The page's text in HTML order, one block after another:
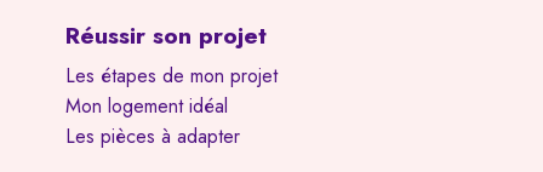
Réussir son projet
Les étapes de mon projet
Mon logement idéal
Les pièces à adapter